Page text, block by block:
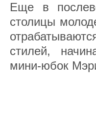
Еще в
столицы
стилей,
мини-юбок